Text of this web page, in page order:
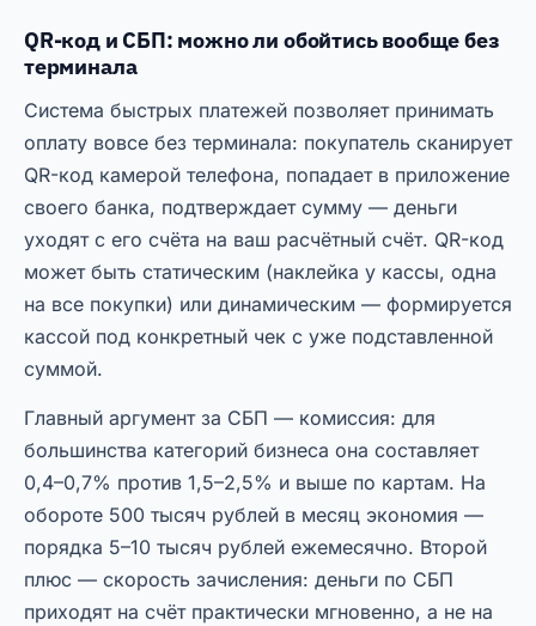
QR-код и СБП: можно ли обойтись вообще без
терминала
Система быстрых платежей позволяет принимать
оплату вовсе без терминала: покупатель сканирует
QR-код камерой телефона, попадает в приложение
своего банка, подтверждает сумму — деньги
уходят с его счёта на ваш расчётный счёт. QR-код
может быть статическим (наклейка у кассы, одна
на все покупки) или динамическим — формируется
кассой под конкретный чек с уже подставленной
суммой.
Главный аргумент за СБП — комиссия: для
большинства категорий бизнеса она составляет
0,4–0,7% против 1,5–2,5% и выше по картам. На
обороте 500 тысяч рублей в месяц экономия —
порядка 5–10 тысяч рублей ежемесячно. Второй
плюс — скорость зачисления: деньги по СБП
приходят на счёт практически мгновенно, а не на